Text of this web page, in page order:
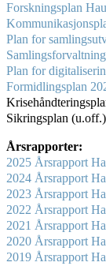
Forskningsplan
Plan for
Plan for
Formidlingsplan
Sikringsplan (u.off.)
Årsrapporter:
2025 Årsrapport
2024 Årsrapport
2023 Årsrapport
2022 Årsrapport
2021 Årsrapport
2020 Årsrapport
2019 Årsrapport